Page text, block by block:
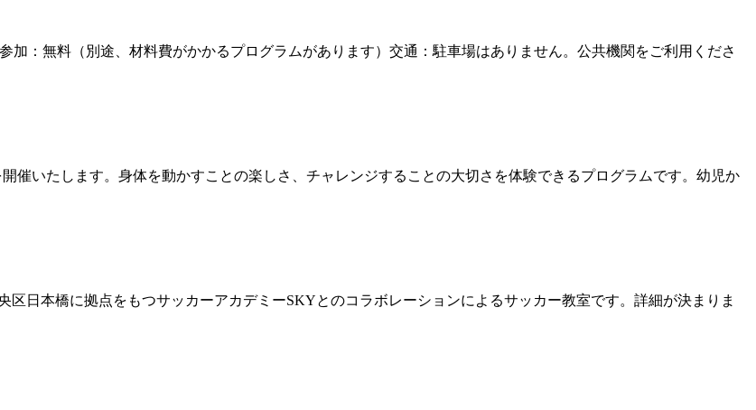
加：無料（別途、材料費がかかるプログラムがあります）交通：駐車場はありません。公共機関をご利用くださ
催いたします。身体を動かすことの楽しさ、チャレンジすることの大切さを体験できるプログラムです。幼児か
日本橋に拠点をもつサッカーアカデミーSKYとのコラボレーションによるサッカー教室です。詳細が決まりま